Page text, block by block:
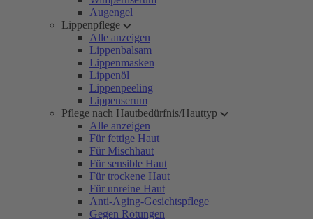
Augengel
Lippenpflege
Alle anzeigen
Lippenbalsam
Lippenmasken
Lippenöl
Lippenpeeling
Lippenserum
Pflege nach Hautbedürfnis/Hauttyp
Alle anzeigen
Für fettige Haut
Für Mischhaut
Für sensible Haut
Für trockene Haut
Für unreine Haut
Anti-Aging-Gesichtspflege
Gegen Rötungen